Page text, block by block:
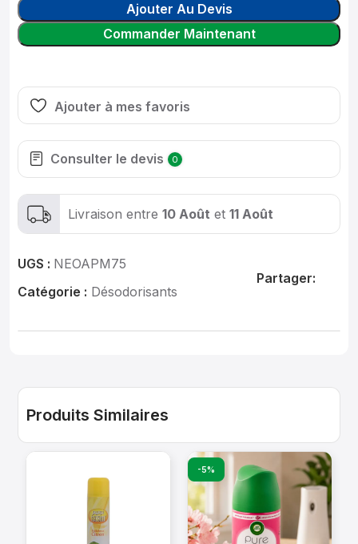
Ajouter Au Devis
Commander Maintenant
Ajouter à mes favoris
Consulter le devis 0
Livraison entre 10 Août et 11 Août
UGS : NEOAPM75
Catégorie : Désodorisants
Partager:
Produits Similaires
-5%